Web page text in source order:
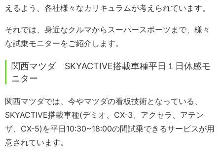
えるよう、各社様々なカリキュラムが考えられています。
それでは、身近なクルマからスーパースポーツまで、様々
な試乗モニターをご紹介します。
関西マツダ SKYACTIVE搭載車種平日１日体感モ
ニター
関西マツダでは、今やマツダの看板技術となっている、
SKYACTIVE搭載車種(デミオ、CX-3、アクセラ、アテン
ザ、CX-5)を平日10:30~18:00の間試乗できるサービスが用
意されています。